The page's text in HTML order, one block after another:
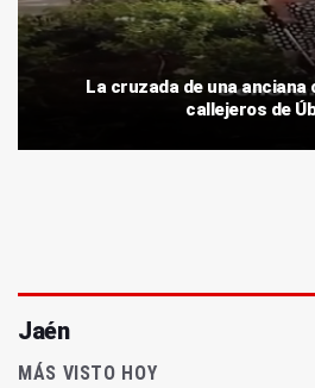
La cruzada de una
callejeros de
Jaén
MÁS VISTO HOY